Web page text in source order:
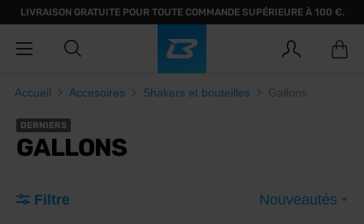
LIVRAISON GRATUITE POUR TOUTE COMMANDE SUPÉRIEURE À 100 €.
Accueil Accesoires Shakers et bouteilles Gallons
DERNIERS
GALLONS
Filtre Nouveautés